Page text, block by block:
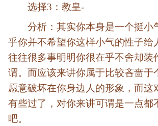
选择3：教皇-
分析：其实你本身是一个挺小
乎你并不希望你这样小气的性子给
往往很多事明明你很在乎不舍却装
谓。而应该来讲你属于比较吝啬于
愿意破坏在你身边人的形象，而这
有些过了，对你来讲可谓是一点都
吧。